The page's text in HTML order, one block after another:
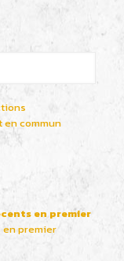
en commun
en premier
en premier